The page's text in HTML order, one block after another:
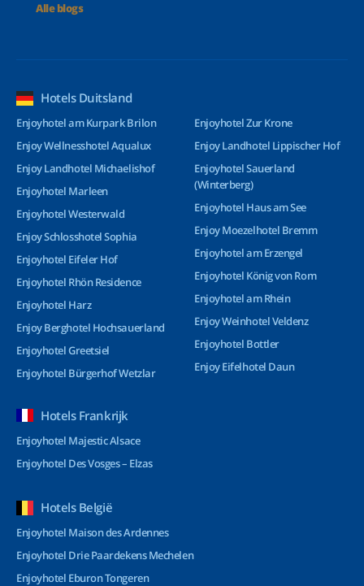
Alle blogs
Hotels Duitsland
Enjoyhotel am Kurpark Brilon
Enjoy Wellnesshotel Aqualux
Enjoy Landhotel Michaelishof
Enjoyhotel Marleen
Enjoyhotel Westerwald
Enjoy Schlosshotel Sophia
Enjoyhotel Eifeler Hof
Enjoyhotel Rhön Residence
Enjoyhotel Harz
Enjoy Berghotel Hochsauerland
Enjoyhotel Greetsiel
Enjoyhotel Bürgerhof Wetzlar
Enjoyhotel Zur Krone
Enjoy Landhotel Lippischer Hof
Enjoyhotel Sauerland
(Winterberg)
Enjoyhotel Haus am See
Enjoy Moezelhotel Bremm
Enjoyhotel am Erzengel
Enjoyhotel König von Rom
Enjoyhotel am Rhein
Enjoy Weinhotel Veldenz
Enjoyhotel Bottler
Enjoy Eifelhotel Daun
Hotels Frankrijk
Enjoyhotel Majestic Alsace
Enjoyhotel Des Vosges – Elzas
Hotels België
Enjoyhotel Maison des Ardennes
Enjoyhotel Drie Paardekens Mechelen
Enjoyhotel Eburon Tongeren